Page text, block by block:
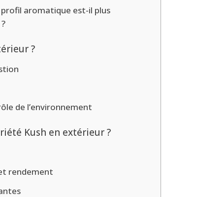
profil aromatique est-il plus
?
de l’environnement
Kush en extérieur ?
rendement